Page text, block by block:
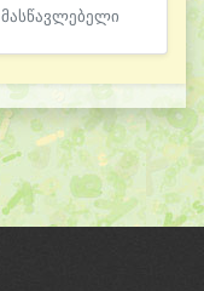
მასწავლებელი